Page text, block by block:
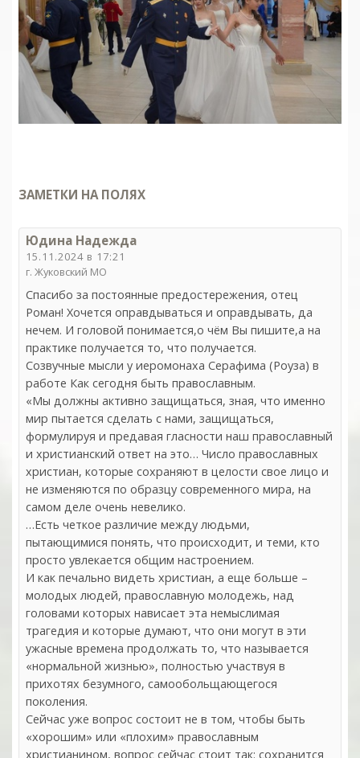
ЗАМЕТКИ НА ПОЛЯХ
Юдина Надежда
15.11.2024 в 17:21
г. Жуковский МО
Спасибо за постоянные предостережения, отец
Роман! Хочется оправдываться и оправдывать, да
нечем. И головой понимается,о чём Вы пишите,а на
практике получается то, что получается.
Созвучные мысли у иеромонаха Серафима (Роуза) в
работе Как сегодня быть православным.
«Мы должны активно защищаться, зная, что именно
мир пытается сделать с нами, защищаться,
формулируя и предавая гласности наш православный
и христианский ответ на это… Число православных
христиан, которые сохраняют в целости свое лицо и
не изменяются по образцу современного мира, на
самом деле очень невелико.
…Есть четкое различие между людьми,
пытающимися понять, что происходит, и теми, кто
просто увлекается общим настроением.
И как печально видеть христиан, а еще больше –
молодых людей, православную молодежь, над
головами которых нависает эта немыслимая
трагедия и которые думают, что они могут в эти
ужасные времена продолжать то, что называется
«нормальной жизнью», полностью участвуя в
прихотях безумного, самообольщающегося
поколения.
Сейчас уже вопрос состоит не в том, чтобы быть
«хорошим» или «плохим» православным
христианином, вопрос сейчас стоит так: сохранится